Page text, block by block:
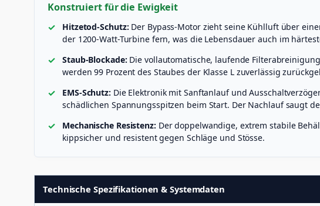
Konstruiert für die Ewigkeit
Hitzetod-Schutz: Der Bypass-Motor zieht seine Kühlluft über
der 1200-Watt-Turbine fern, was die Lebensdauer auch im
Staub-Blockade: Die vollautomatische, laufende
werden 99 Prozent des Staubes der Klasse L zuverlässig
EMS-Schutz: Die Elektronik mit Sanftanlauf und
schädlichen Spannungsspitzen beim Start. Der Nachlauf saugt
Mechanische Resistenz: Der doppelwandige, extrem stabile
kippsicher und resistent gegen Schläge und Stösse.
Technische Spezifikationen & Systemdaten